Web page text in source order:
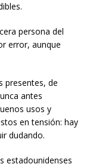
persona del
error, aunque
presentes, de
antes
usos y
en tensión: hay
dudando.
estadounidenses